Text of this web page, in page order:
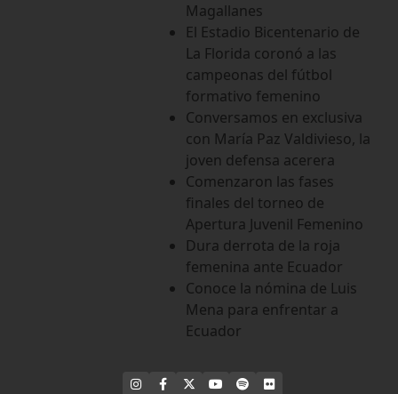
Magallanes
El Estadio Bicentenario de
La Florida coronó a las
campeonas del fútbol
formativo femenino
Conversamos en exclusiva
con María Paz Valdivieso, la
joven defensa acerera
Comenzaron las fases
finales del torneo de
Apertura Juvenil Femenino
Dura derrota de la roja
femenina ante Ecuador
Conoce la nómina de Luis
Mena para enfrentar a
Ecuador
INSTAGRAM
FACEBOOK YOUTUBE
SPOTIFYFLICKR